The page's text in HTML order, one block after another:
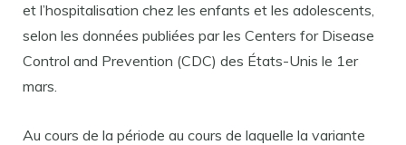
et l’hospitalisation chez les enfants et les adolescents,
selon les données publiées par les Centers for Disease
Control and Prevention (CDC) des États-Unis le 1er
mars.
Au cours de la période au cours de laquelle la variante